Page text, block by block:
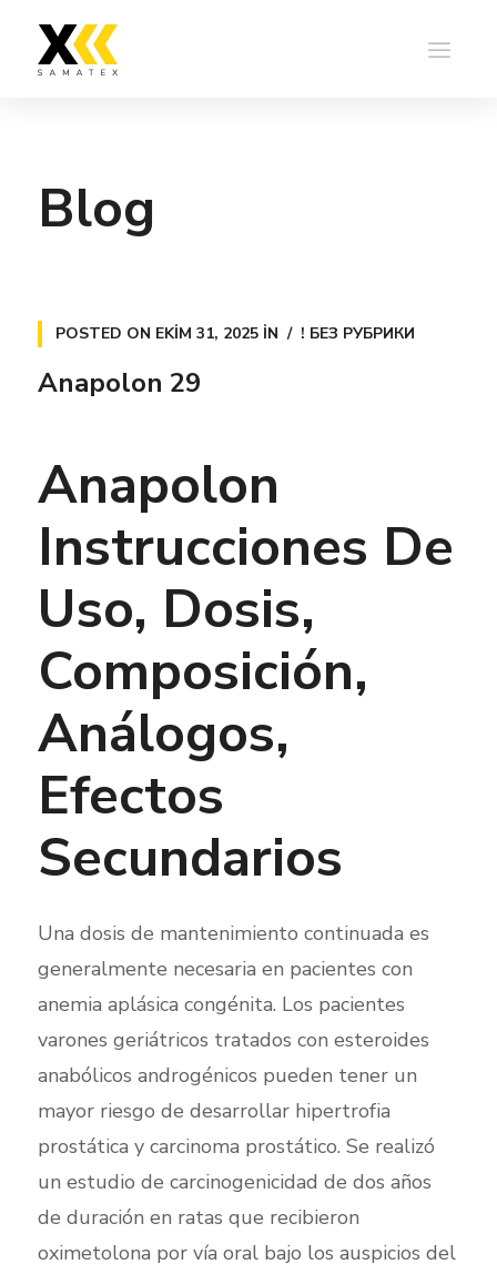
Blog
POSTED ON EKIM 31, 2025IN ! БЕЗ РУБРИКИ
Anapolon 29
Anapolon
Instrucciones De
Uso, Dosis,
Composición,
Análogos,
Efectos
Secundarios
Una dosis de mantenimiento continuada es
generalmente necesaria en pacientes con
anemia aplásica congénita. Los pacientes
varones geriátricos tratados con esteroides
anabólicos androgénicos pueden tener un
mayor riesgo de desarrollar hipertrofia
prostática y carcinoma prostático. Se realizó
un estudio de carcinogenicidad de dos años
de duración en ratas que recibieron
oximetolona por vía oral bajo los auspicios del